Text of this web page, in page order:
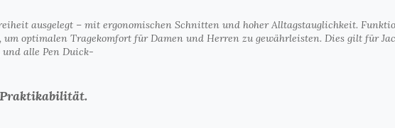
ausgelegt – mit ergonomischen Schnitten und hoher Alltagstauglichkeit.
optimalen Tragekomfort für Damen und Herren zu gewährleisten. Dies gilt für
und alle Pen Duick-